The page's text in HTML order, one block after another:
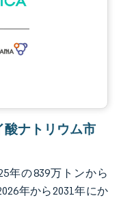
ナトリウム市
年の839万トンから
年から2031年にか